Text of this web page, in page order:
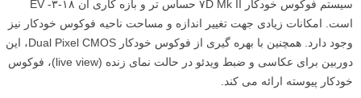
سیستم فوکوس خودکار ۷D Mk II حساس تر و بازه کاری آن ۱۸-۳- EV
است. امکانات زیادی جهت تغییر اندازه و مساحت ناحیه فوکوس خودکار نیز
وجود دارد. همچنین با بهره گیری از فوکوس خودکار Dual Pixel CMOS، این
دوربین برای عکاسی و ضبط ویدئو در حالت نمای زنده (live view)، فوکوس
خودکار پیوسته ارائه می کند.